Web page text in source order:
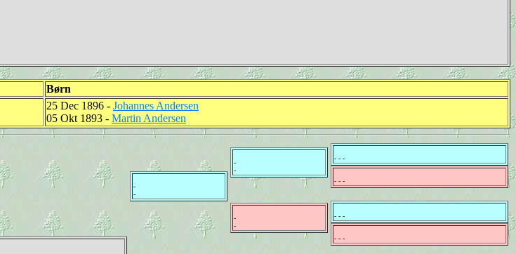
Børn
25 Dec 1896 - Johannes Andersen
05 Okt 1893 - Martin Andersen
-
-
-
-
-
-
- - -
- - -
- - -
- - -